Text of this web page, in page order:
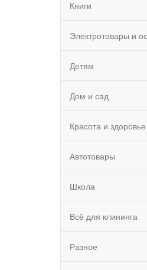
Книги
Электротовары и
Детям
Дом и сад
Красота и здоровье
Автотовары
Школа
Всё для клининга
Разное